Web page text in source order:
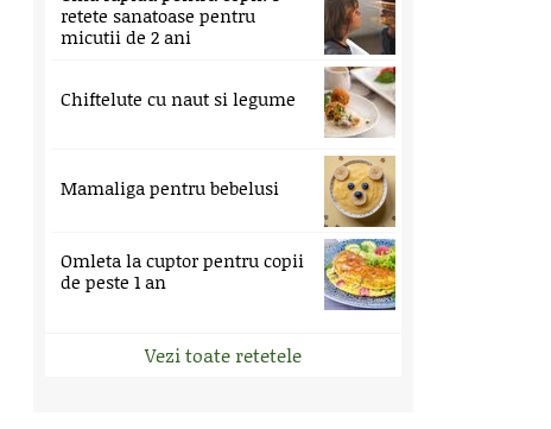
retete sanatoase pentru
micutii de 2 ani
Chiftelute cu naut si legume
Mamaliga pentru bebelusi
Omleta la cuptor pentru copii
de peste 1 an
Vezi toate retetele